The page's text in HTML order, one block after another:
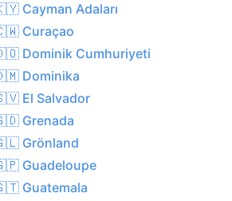
14
Cayman Adaları
Curaçao
Dominik Cumhuriyeti
Dominika
El Salvador
Grenada
Grönland
Guadeloupe
Guatemala